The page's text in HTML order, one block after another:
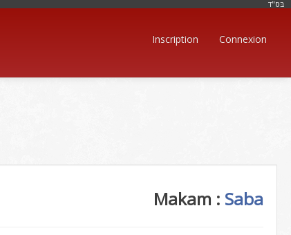
בּס"ד
Inscription Connexion
Makam : Saba